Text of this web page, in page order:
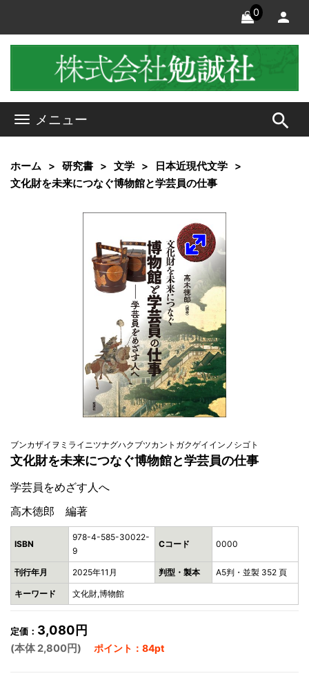
0
メニュー search
ホーム 研究書 文学
日本近現代文学
文化財を未来につなぐ博物館と学芸員の仕事
ブンカザイヲミライニツナグハクブツカントガクゲイインノシゴト
文化財を未来につなぐ博物館と学芸員の仕事
学芸員をめざす人へ
高木徳郎 編著
ISBN
978-4-585-30022-
9
Cコード 0000
刊行年月 2025年11月 判型・製本 A5判・並製 352 頁
キーワード 文化財,博物館
定価： 3,080円
(本体 2,800円) ポイント：84pt